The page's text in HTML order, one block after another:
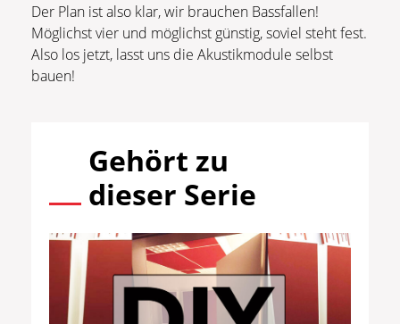
Der Plan ist also klar, wir brauchen Bassfallen!
Möglichst vier und möglichst günstig, soviel steht fest.
Also los jetzt, lasst uns die Akustikmodule selbst
bauen!
Gehört zu
dieser Serie